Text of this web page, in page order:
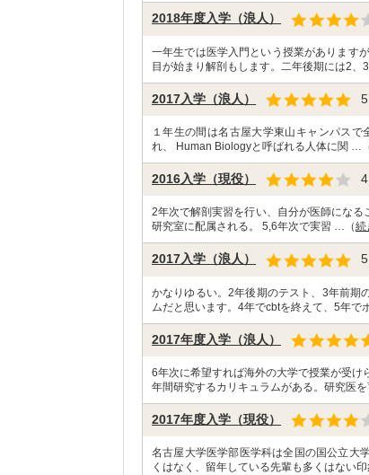
2018年度入学（浪人）
一年生では医学入門という授業があります
目が始まり解剖もします。二年後期には2、
2017入学（浪人）
１年生の間は名古屋大学東山キャンパス
れ、 Human Biologyと呼ばれる人体に関 …
2016入学（現役）
2年次で解剖実習を行い、自分が医師にな
研究室に配属される。 5,6年次で実習 …（続
2017入学（浪人）
かなりゆるい。2年後期のテスト、3年前期
ムだと思います。4年でcbtを終えて、5年で
2017年度入学（浪人）
6年次に希望すれば海外の大学で授業が受
年間研究するカリキュラムがある。研究医
2017年度入学（現役）
名古屋大学医学部医学科は全国の国公立大
くはなく、留年している先輩も多くはない